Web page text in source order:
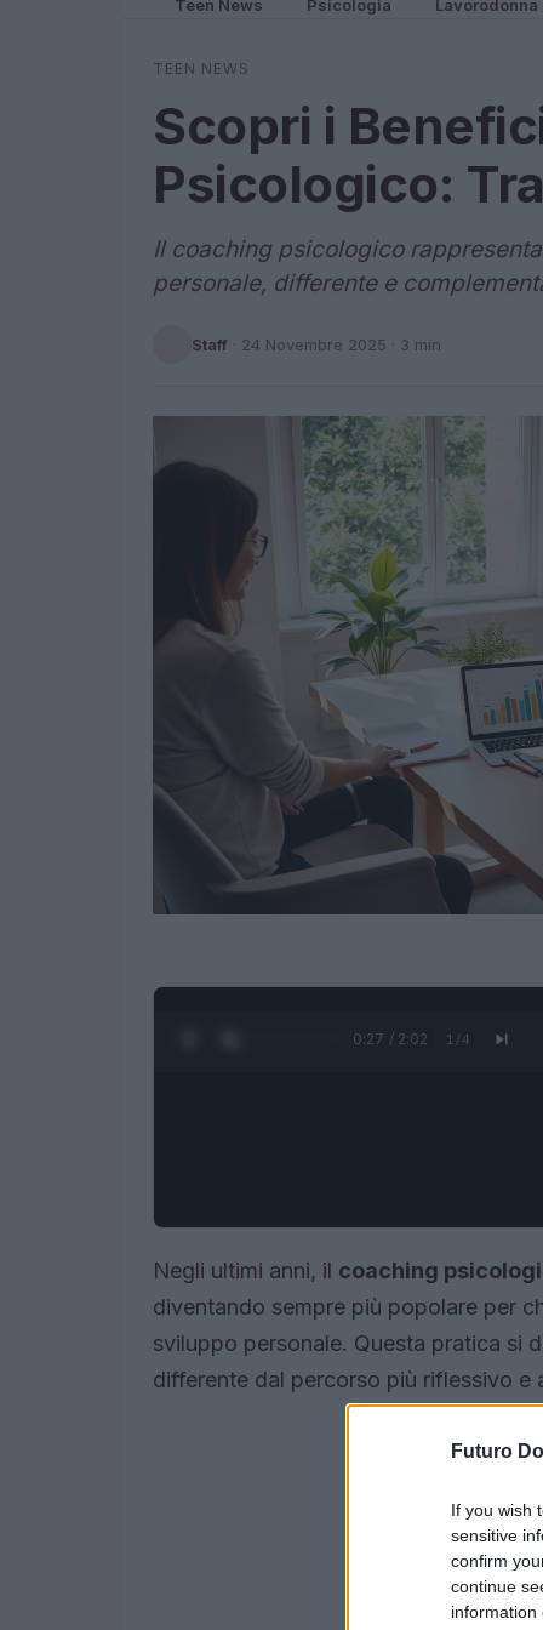
Futuro
If you wish
sensitive
confirm
continue
information
Teen News Psicologia Lavorodonna
TEEN NEWS
Scopri i
Psicologico:
Il coaching psicologico
personale, differente e
Staff · 24 Novembre 2025 · 3 min
0:28 / 2:02 1 /4
Negli ultimi anni, il coaching
diventando sempre più popolare per
sviluppo personale. Questa pratica si
differente dal percorso più riflessivo e